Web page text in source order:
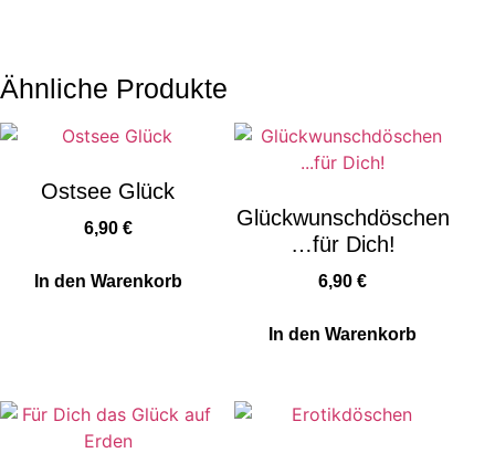
Ähnliche Produkte
Ostsee Glück
6,90 €
In den Warenkorb
Glückwunschdöschen
…für Dich!
6,90€
In den Warenkorb